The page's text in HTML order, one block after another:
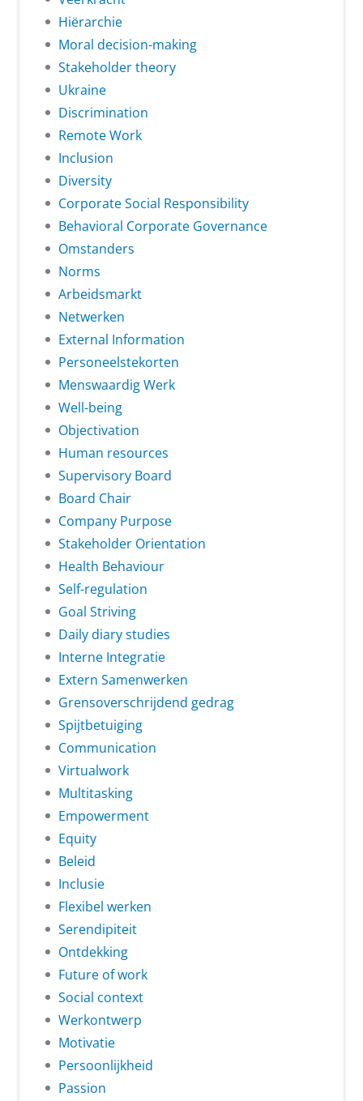
Hiërarchie
Moral decision-making
Stakeholder theory
Ukraine
Discrimination
Remote Work
Inclusion
Diversity
Corporate Social Responsibility
Behavioral Corporate Governance
Omstanders
Norms
Arbeidsmarkt
Netwerken
External Information
Personeelstekorten
Menswaardig Werk
Well-being
Objectivation
Human resources
Supervisory Board
Board Chair
Company Purpose
Stakeholder Orientation
Health Behaviour
Self-regulation
Goal Striving
Daily diary studies
Interne Integratie
Extern Samenwerken
Grensoverschrijdend gedrag
Spijtbetuiging
Communication
Virtualwork
Multitasking
Empowerment
Equity
Beleid
Inclusie
Flexibel werken
Serendipiteit
Ontdekking
Future of work
Social context
Werkontwerp
Motivatie
Persoonlijkheid
Passion